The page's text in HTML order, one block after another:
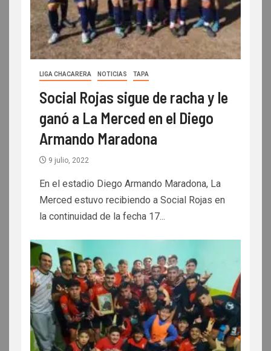
LIGA CHACARERA NOTICIAS TAPA
Social Rojas sigue de racha y le
ganó a La Merced en el Diego
Armando Maradona
9 julio, 2022
En el estadio Diego Armando Maradona, La
Merced estuvo recibiendo a Social Rojas en
la continuidad de la fecha 17...